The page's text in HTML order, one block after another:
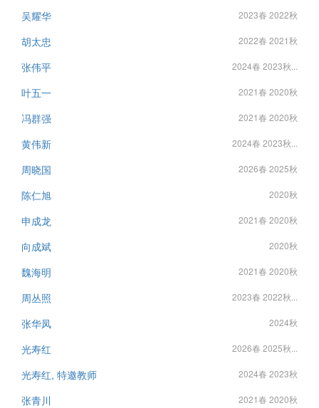
吴耀华 2023春 2022秋
胡太忠 2022春 2021秋
张伟平 2024春 2023秋...
叶五一 2021春 2020秋
冯群强 2021春 2020秋
黄伟新 2024春 2023秋...
周晓国 2026春 2025秋
陈仁旭 2020秋
申成龙 2021春 2020秋
向成斌 2020秋
魏海明 2021春 2020秋
周丛照 2023春 2022秋...
张华凤 2024秋
光寿红 2026春 2025秋...
光寿红, 特邀教师 2024春 2023秋
张青川 2021春 2020秋